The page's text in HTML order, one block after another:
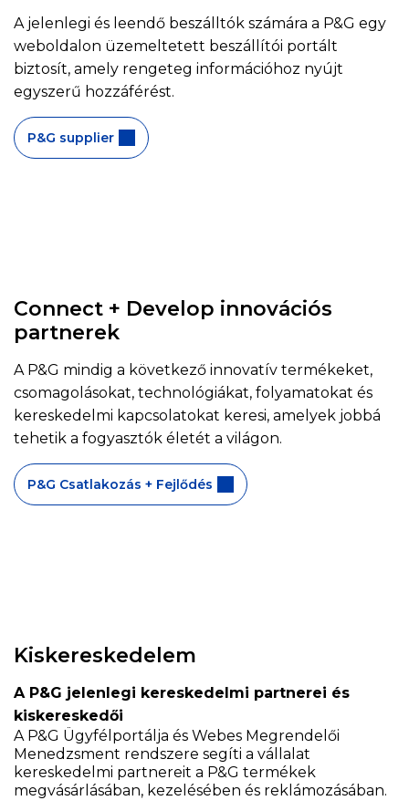
A jelenlegi és leendő beszálltók számára a P&G egy
weboldalon üzemeltetett beszállítói portált
biztosít, amely rengeteg információhoz nyújt
egyszerű hozzáférést.
P&G supplier
Connect + Develop innovációs
partnerek
A P&G mindig a következő innovatív termékeket,
csomagolásokat, technológiákat, folyamatokat és
kereskedelmi kapcsolatokat keresi, amelyek jobbá
tehetik a fogyasztók életét a világon.
P&G Csatlakozás + Fejlődés
Kiskereskedelem
A P&G jelenlegi kereskedelmi partnerei és
kiskereskedői
A P&G Ügyfélportálja és Webes Megrendelői
Menedzsment rendszere segíti a vállalat
kereskedelmi partnereit a P&G termékek
megvásárlásában, kezelésében és reklámozásában.